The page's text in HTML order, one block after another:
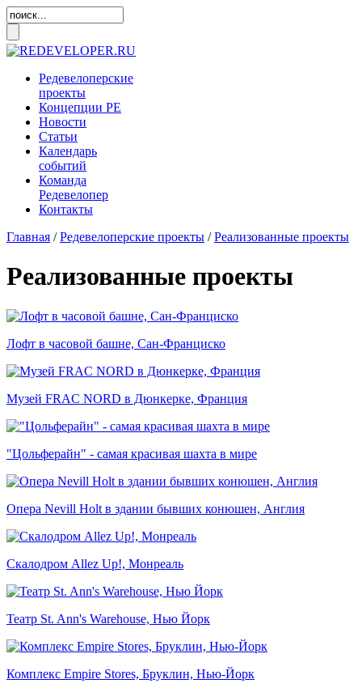
Редевелоперские
проекты
Концепции РЕ
Новости
Статьи
Календарь
событий
Команда
Редевелопер
Контакты
Главная /Редевелоперские проекты /Реализованные проекты
Реализованные проекты
Лофт в часовой башне, Сан-Франциско
Музей FRAC NORD в Дюнкерке, Франция
"Цольферайн" - самая красивая шахта в мире
Опера Nevill Holt в здании бывших конюшен, Англия
Скалодром Allez Up!, Монреаль
Театр St. Ann's Warehouse, Нью Йорк
Комплекс Empire Stores, Бруклин, Нью-Йорк